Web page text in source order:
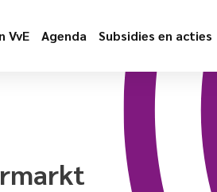
VvE Agenda Subsidies en acties